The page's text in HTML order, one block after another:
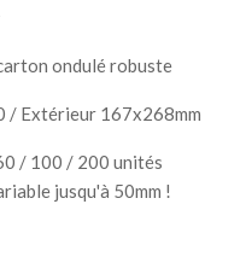
ondulé robuste
/ Extérieur 167x268mm
/ 100 / 200 unités
jusqu'à 50mm !